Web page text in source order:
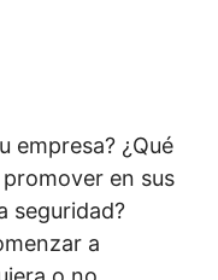
empresa? ¿Qué
en sus
seguridad?
a